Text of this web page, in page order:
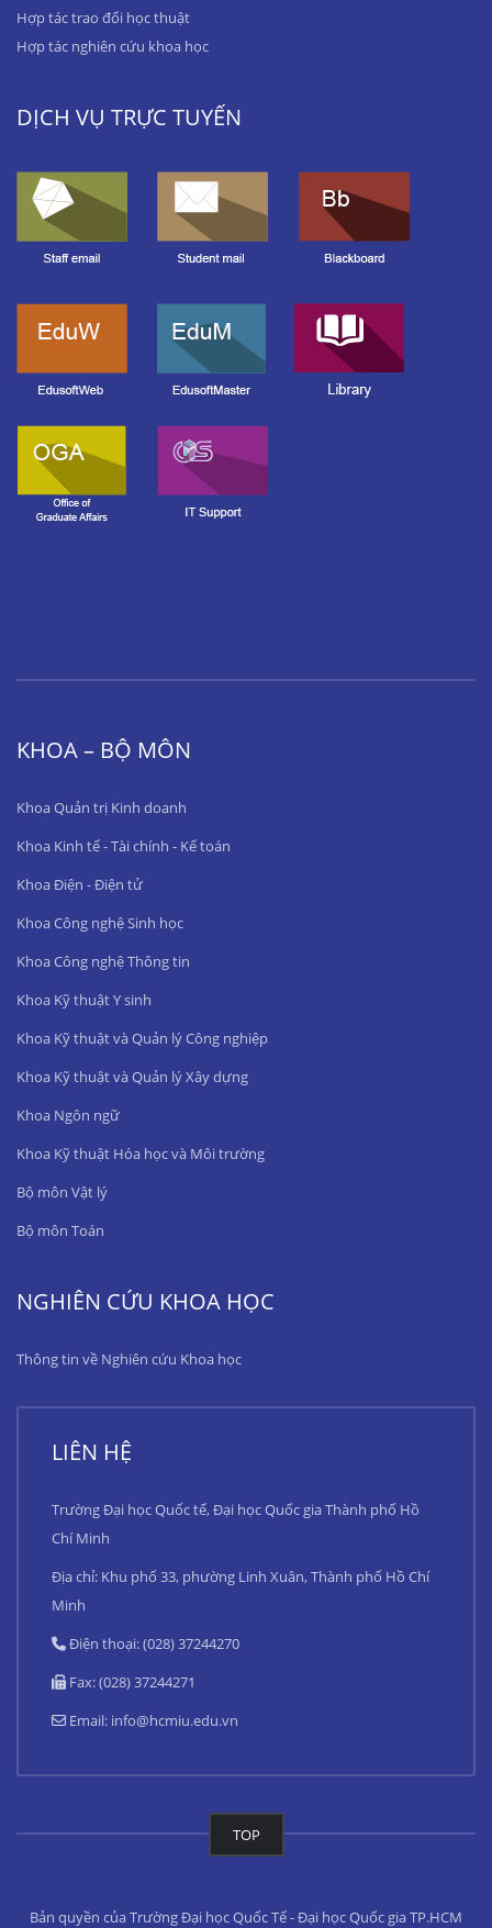
Hợp tác trao đổi học thuật
Hợp tác nghiên cứu khoa học
DỊCH VỤ TRỰC TUYẾN
KHOA – BỘ MÔN
Khoa Quản trị Kinh doanh
Khoa Kinh tế - Tài chính - Kế toán
Khoa Điện - Điện tử
Khoa Công nghệ Sinh học
Khoa Công nghệ Thông tin
Khoa Kỹ thuật Y sinh
Khoa Kỹ thuật và Quản lý Công nghiệp
Khoa Kỹ thuật và Quản lý Xây dựng
Khoa Ngôn ngữ
Khoa Kỹ thuật Hóa học và Môi trường
Bộ môn Vật lý
Bộ môn Toán
NGHIÊN CỨU KHOA HỌC
Thông tin về Nghiên cứu Khoa học
LIÊN HỆ
Trường Đại học Quốc tế, Đại học Quốc gia Thành phố Hồ
Chí Minh
Địa chỉ: Khu phố 33, phường Linh Xuân, Thành phố Hồ Chí
Minh
Điện thoại: (028) 37244270
Fax: (028) 37244271
Email: info@hcmiu.edu.vn
TOP
Bản quyền của Trường Đại học Quốc Tế - Đại học Quốc gia TP.HCM